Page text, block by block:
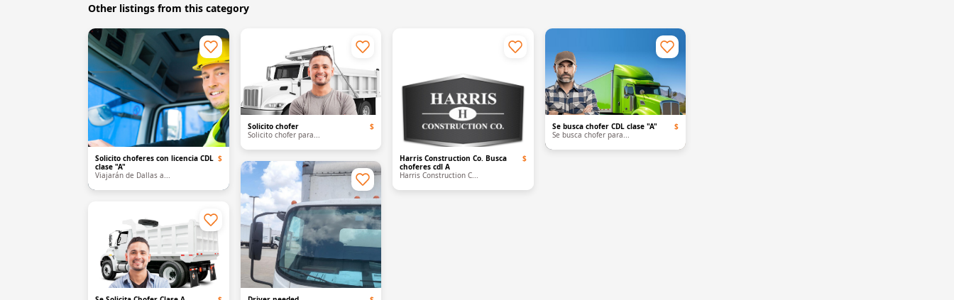
Other listings from this category
Solicito choferes con licencia CDL
clase "A"
Viajarán de Dallas a...
$
Solicito chofer
Solicito chofer para...
$
Harris Construction Co. Busca
choferes cdl A
Harris Construction C...
$
Se busca chofer CDL clase "A"
Se busca chofer para...
$